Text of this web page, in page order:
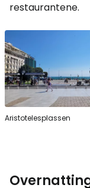
restaurantene.
Aristotelesplassen